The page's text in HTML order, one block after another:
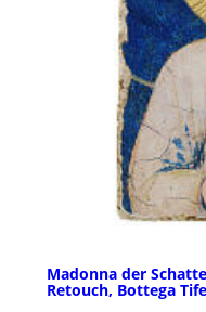
Madonna der
Retouch, Bottega